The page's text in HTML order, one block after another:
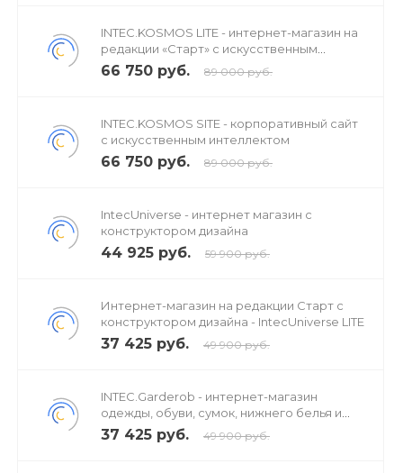
INTEC.KOSMOS LITE - интернет-магазин на
редакции «Старт» с искусственным
интеллектом
66 750 руб. 89 000 руб.
INTEC.KOSMOS SITE - корпоративный сайт
с искусственным интеллектом
66 750 руб. 89 000 руб.
IntecUniverse - интернет магазин с
конструктором дизайна
44 925 руб. 59 900 руб.
Интернет-магазин на редакции Старт с
конструктором дизайна - IntecUniverse LITE
37 425 руб. 49 900 руб.
INTEC.Garderob - интернет-магазин
одежды, обуви, сумок, нижнего белья и
аксессуаров
37 425 руб. 49 900 руб.